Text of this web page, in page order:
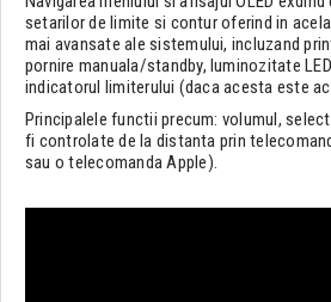
setarilor de limite si contur oferind in
mai avansate ale sistemului, incluzand
pornire manuala/standby, luminozitate
indicatorul limiterului (daca acesta este
Principalele functii precum: volumul,
fi controlate de la distanta prin
sau o telecomanda Apple).